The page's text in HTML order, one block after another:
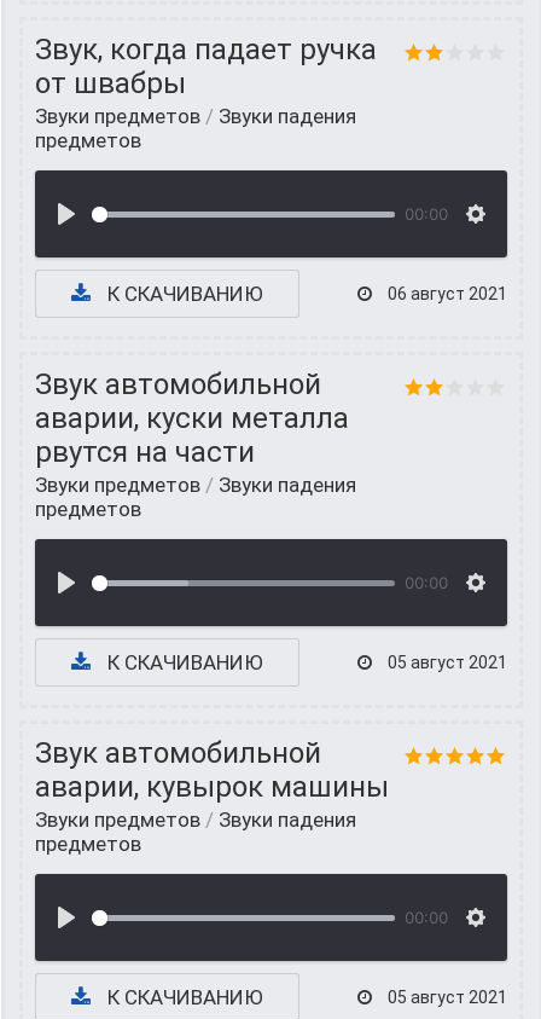
Звук, когда падает ручка
от швабры
Звуки предметов / Звуки падения
предметов
00:00
К СКАЧИВАНИЮ 06 август 2021
Звук автомобильной
аварии, куски металла
рвутся на части
Звуки предметов / Звуки падения
предметов
00:00
К СКАЧИВАНИЮ 05 август 2021
Звук автомобильной
аварии, кувырок машины
Звуки предметов / Звуки падения
предметов
00:00
К СКАЧИВАНИЮ 05 август 2021